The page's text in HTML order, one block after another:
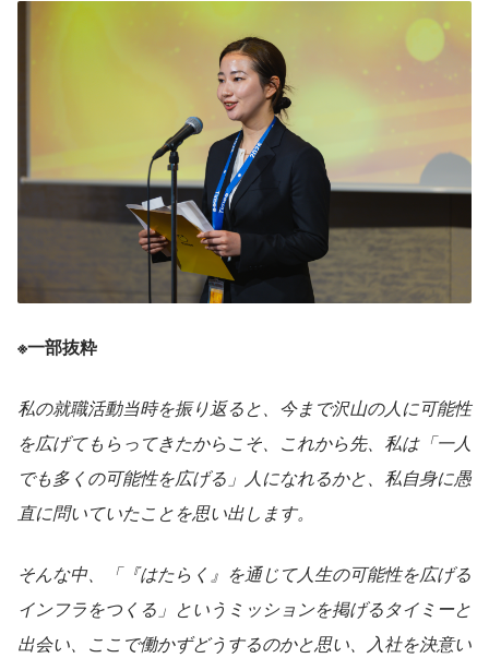
※一部抜粋
私の就職活動当時を振り返ると、今まで沢山の人に可能性
を広げてもらってきたからこそ、これから先、私は「一人
でも多くの可能性を広げる」人になれるかと、私自身に愚
直に問いていたことを思い出します。
そんな中、「『はたらく』を通じて人生の可能性を広げる
インフラをつくる」というミッションを掲げるタイミーと
出会い、ここで働かずどうするのかと思い、入社を決意い